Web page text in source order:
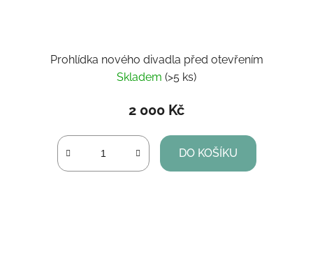
Prohlídka nového divadla před otevřením
Skladem (>5 ks)
2 000 Kč
DO KOŠÍKU